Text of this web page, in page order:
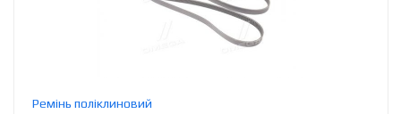
Ремінь поліклиновий